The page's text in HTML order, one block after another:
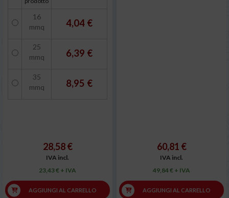
16
mmq
4,04 €
25
mmq
6,39 €
35
mmq
8,95 €
28,58 €
IVA incl.
23,43 € + IVA
AGGIUNGI AL CARRELLO
60,81 €
IVA incl.
49,84 € + IVA
AGGIUNGI AL CARRELLO